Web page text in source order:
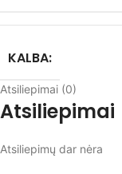
KALBA:
Atsiliepimai (0)
Atsiliepimai
Atsiliepimų dar nėra